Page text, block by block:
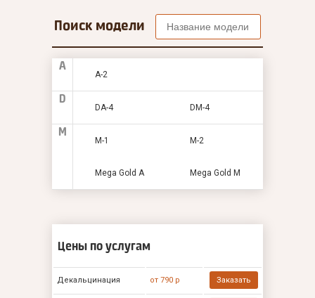
Поиск модели
A
A-2
D
DA-4 DM-4
M
M-1 M-2
Mega Gold A Mega Gold M
Цены по услугам
Декальцинация от 790 р Заказать